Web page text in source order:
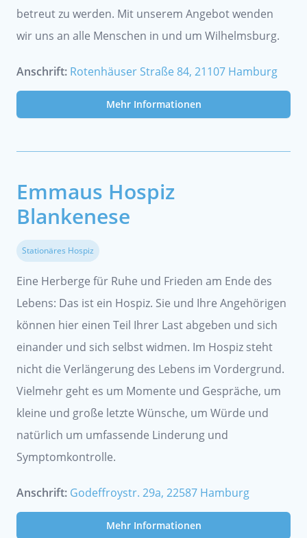
betreut zu werden. Mit unserem Angebot wenden
wir uns an alle Menschen in und um Wilhelmsburg.
Anschrift: Rotenhäuser Straße 84, 21107 Hamburg
Mehr Informationen
Emmaus Hospiz
Blankenese
Stationäres Hospiz
Eine Herberge für Ruhe und Frieden am Ende des
Lebens: Das ist ein Hospiz. Sie und Ihre Angehörigen
können hier einen Teil Ihrer Last abgeben und sich
einander und sich selbst widmen. Im Hospiz steht
nicht die Verlängerung des Lebens im Vordergrund.
Vielmehr geht es um Momente und Gespräche, um
kleine und große letzte Wünsche, um Würde und
natürlich um umfassende Linderung und
Symptomkontrolle.
Anschrift: Godeffroystr. 29a, 22587 Hamburg
Mehr Informationen